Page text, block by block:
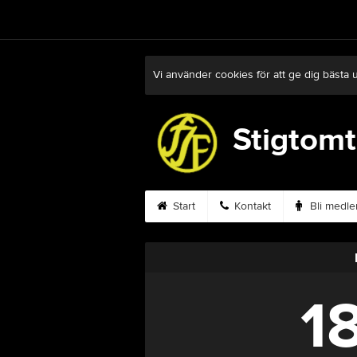
Vi använder cookies för att ge dig bästa
Start Kontakt Bli